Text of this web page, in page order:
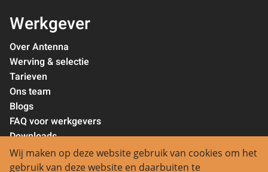
Werkgever
Over Antenna
Werving & selectie
Tarieven
Ons team
Blogs
FAQ voor werkgevers
Downloads
Privacystatement
Wij maken op deze website gebruik van cookies om het
gebruik van deze website en daarbuiten te